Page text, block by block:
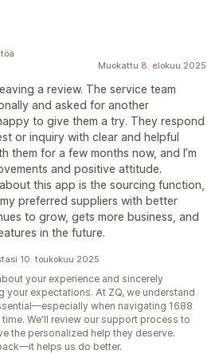
Muokattu 8. elokuu 2025
a review. The service team
and asked for another
to give them a try. They respond
or inquiry with clear and helpful
them for a few months now, and I’m
and positive attitude.
this app is the sourcing function,
preferred suppliers with better
to grow, gets more business, and
in the future.
10. toukokuu 2025
your experience and sincerely
your expectations. At ZQ, we understand
when navigating 1688
We'll review our support process to
the personalized help they deserve.
helps us do better.